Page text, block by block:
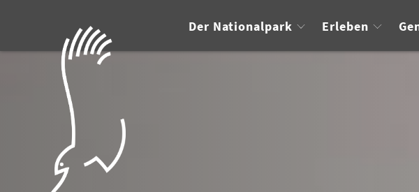
Der Nationalpark Erleben